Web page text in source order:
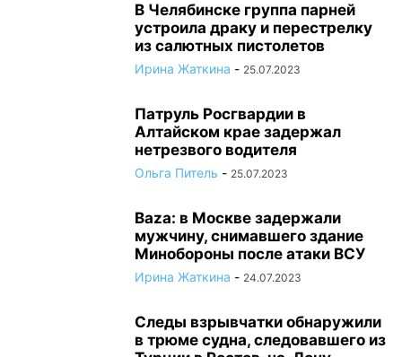
В Челябинске группа парней
устроила драку и перестрелку
из салютных пистолетов
Ирина Жаткина - 25.07.2023
Патруль Росгвардии в
Алтайском крае задержал
нетрезвого водителя
Ольга Питель - 25.07.2023
Baza: в Москве задержали
мужчину, снимавшего здание
Минобороны после атаки ВСУ
Ирина Жаткина - 24.07.2023
Следы взрывчатки обнаружили
в трюме судна, следовавшего из